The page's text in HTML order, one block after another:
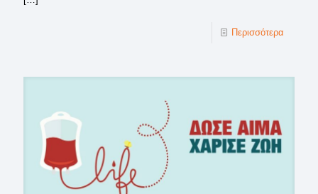
Περισσότερα